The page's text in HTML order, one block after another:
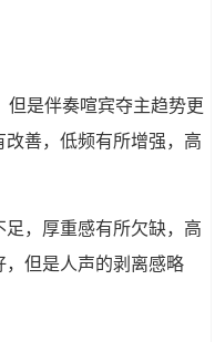
但是伴奏喧宾夺主趋势更
善，低频有所增强，高
，厚重感有所欠缺，高
但是人声的剥离感略